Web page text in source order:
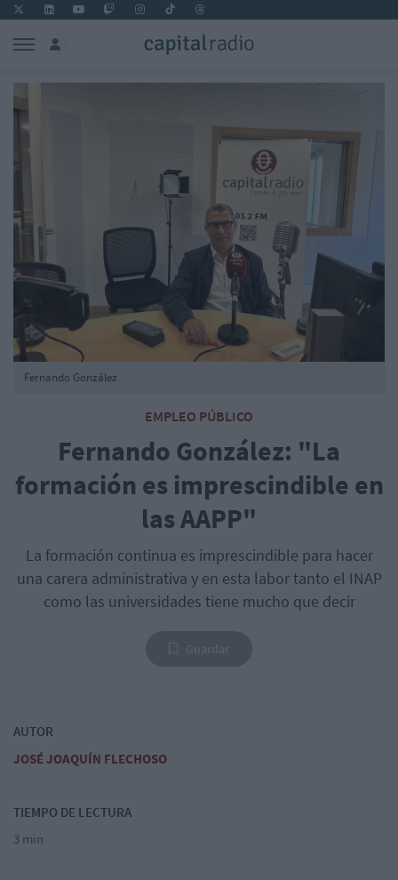
EMPLEO PÚBLICO
Fernando González: "La
formación es imprescindible en
las AAPP"
La formación continua es imprescindible para hacer
una carera administrativa y en esta labor tanto el INAP
como las universidades tiene mucho que decir
Fernando González
AUTOR
JOSÉ JOAQUÍN FLECHOSO
TIEMPO DE LECTURA
3 min